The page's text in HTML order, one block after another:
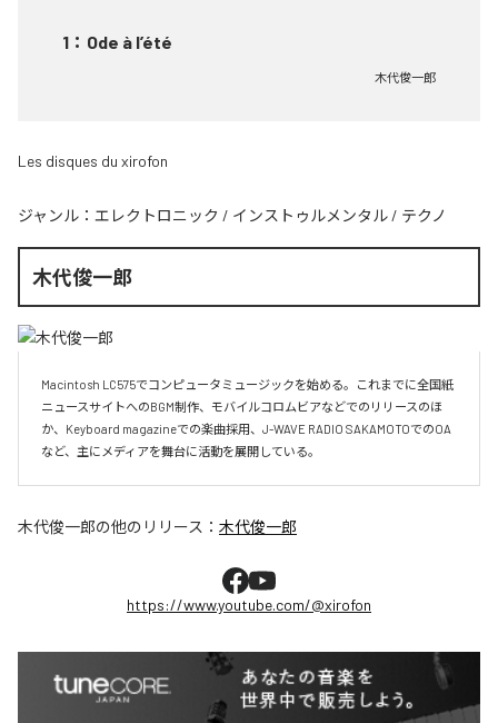
1 ： Ode à l’été
木代俊一郎
Les disques du xirofon
ジャンル： エレクトロニック / インストゥルメンタル / テクノ
木代俊一郎
Macintosh LC575でコンピュータミュージックを始める。これまでに全国紙
ニュースサイトへのBGM制作、モバイルコロムビアなどでのリリースのほ
か、Keyboard magazineでの楽曲採用、J-WAVE RADIO SAKAMOTOでのOA
など、主にメディアを舞台に活動を展開している。
木代俊一郎の他のリリース： 木代俊一郎
https://www.youtube.com/@xirofon